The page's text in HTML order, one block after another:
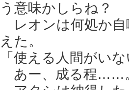
う意味かしらね？
レオンは何処か自
えた。
「使える人間がい
あー、成る程……